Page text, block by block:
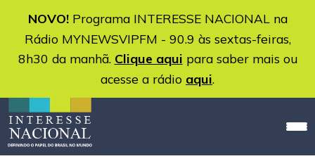
NOVO!Programa INTERESSE NACIONAL na
Rádio MYNEWSVIPFM - 90.9 às sextas-feiras,
8h30 da manhã. Clique aqui para saber mais ou
acesse a rádio aqui.